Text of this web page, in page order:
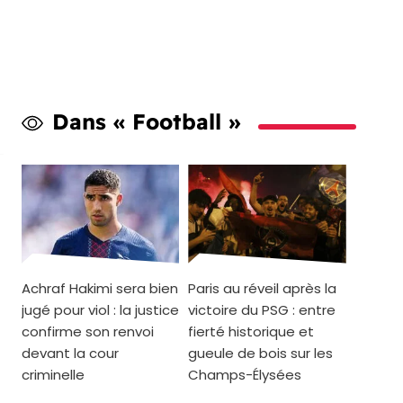
Dans « Football »
Achraf Hakimi sera bien
jugé pour viol : la justice
confirme son renvoi
devant la cour
criminelle
Paris au réveil après la
victoire du PSG : entre
fierté historique et
gueule de bois sur les
Champs-Élysées